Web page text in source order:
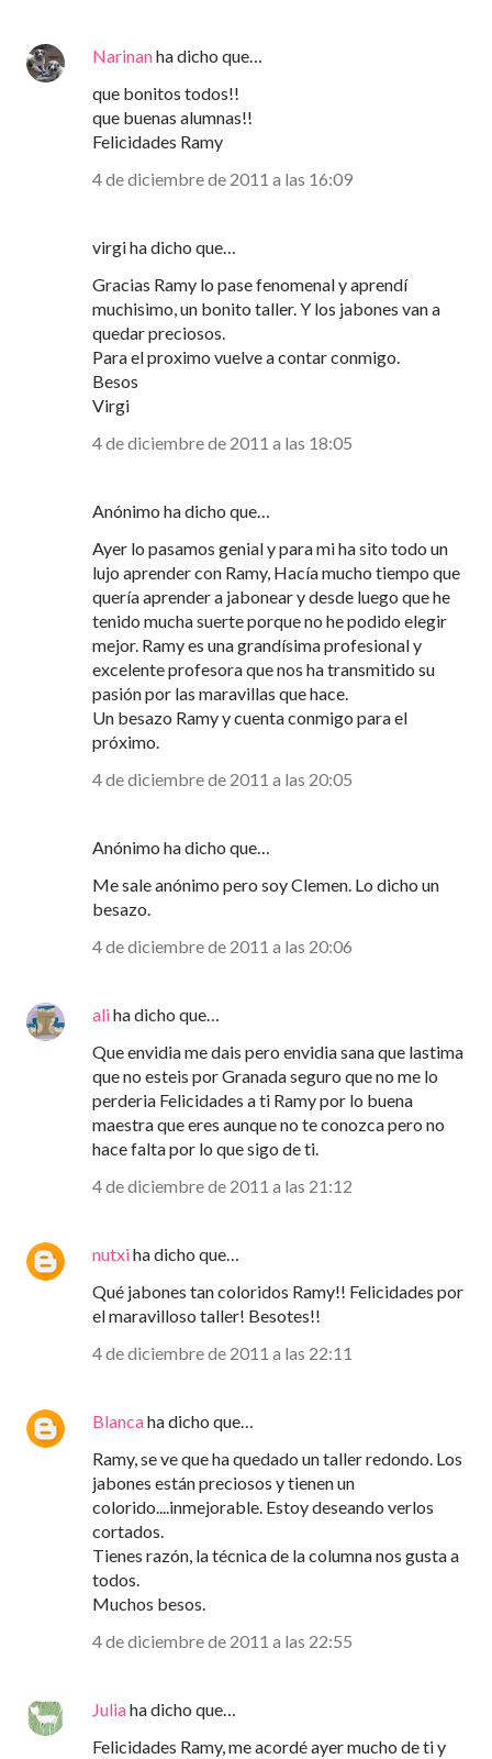
Narinanha dicho que…
que bonitos todos!!
que buenas alumnas!!
Felicidades Ramy
4 de diciembre de 2011 a las 16:09
virgi ha dicho que…
Gracias Ramy lo pase fenomenal y aprendí
muchisimo, un bonito taller. Y los jabones van a
quedar preciosos.
Para el proximo vuelve a contar conmigo.
Besos
Virgi
4 de diciembre de 2011 a las 18:05
Anónimo ha dicho que…
Ayer lo pasamos genial y para mi ha sito todo un
lujo aprender con Ramy, Hacía mucho tiempo que
quería aprender a jabonear y desde luego que he
tenido mucha suerte porque no he podido elegir
mejor. Ramy es una grandísima profesional y
excelente profesora que nos ha transmitido su
pasión por las maravillas que hace.
Un besazo Ramy y cuenta conmigo para el
próximo.
4 de diciembre de 2011 a las 20:05
Anónimo ha dicho que…
Me sale anónimo pero soy Clemen. Lo dicho un
besazo.
4 de diciembre de 2011 a las 20:06
aliha dicho que…
Que envidia me dais pero envidia sana que lastima
que no esteis por Granada seguro que no me lo
perderia Felicidades a ti Ramy por lo buena
maestra que eres aunque no te conozca pero no
hace falta por lo que sigo de ti.
4 de diciembre de 2011 a las 21:12
nutxiha dicho que…
Qué jabones tan coloridos Ramy!! Felicidades por
el maravilloso taller! Besotes!!
4 de diciembre de 2011 a las 22:11
Blancaha dicho que…
Ramy, se ve que ha quedado un taller redondo. Los
jabones están preciosos y tienen un
colorido....inmejorable. Estoy deseando verlos
cortados.
Tienes razón, la técnica de la columna nos gusta a
todos.
Muchos besos.
4 de diciembre de 2011 a las 22:55
Juliaha dicho que…
Felicidades Ramy, me acordé ayer mucho de ti y